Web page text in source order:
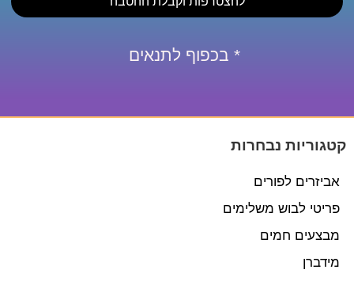
* בכפוף לתנאים
קטגוריות נבחרות
אביזרים לפורים
פריטי לבוש משלימים
מבצעים חמים
מידברן